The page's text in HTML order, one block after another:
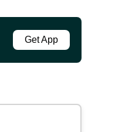
Get App